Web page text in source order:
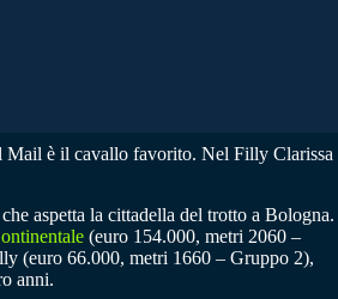
Mail è il cavallo favorito. Nel Filly Clarissa
aspetta la cittadella del trotto a Bologna.
(euro 154.000, metri 2060 –
(euro 66.000, metri 1660 – Gruppo 2),
anni.